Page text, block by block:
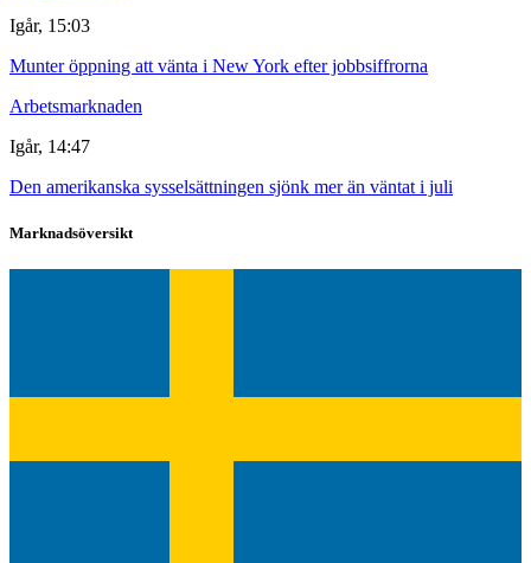
Igår, 15:03
Munter öppning att vänta i New York efter jobbsiffrorna
Arbetsmarknaden
Igår, 14:47
Den amerikanska sysselsättningen sjönk mer än väntat i juli
Marknadsöversikt